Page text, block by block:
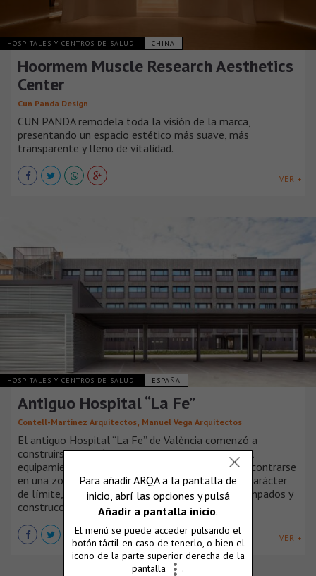
HOSPITALES Y CENTROS DE SALUD CHINA
Hoormem Muscle Research Aesthetics
Center
Cun Panda Design
CUN PANDA remodela toda la visión de la marca,
presentando un espacio estético más suave, más
transparente y lleno de vitalidad.
VER +
HOSPITALES Y CENTROS DE SALUD ESPAÑA
Antiguo Hospital “La Fe”
Contell-Martinez Arquitectos, Manuel Vega Arquitectos
El antiguo Hospital “La Fe” de València comenzó a
construirse en 1968, convirtiéndose en el principal
equipamiento sanitario de la ciudad, a pesar de encontrarse
en una zona puramente urbana, no ha perdido su carácter
de límite, de urbe heterogénea salpicada de decampados y
construcciones que no siguen un patrón común.
VER +